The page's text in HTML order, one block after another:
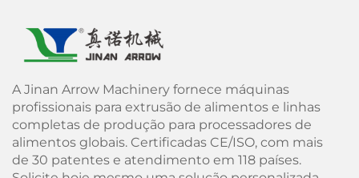
A Jinan Arrow Machinery fornece máquinas
profissionais para extrusão de alimentos e linhas
completas de produção para processadores de
alimentos globais. Certificadas CE/ISO, com mais
de 30 patentes e atendimento em 118 países.